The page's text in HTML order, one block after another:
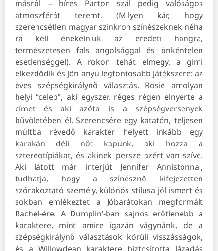
másról – híres Parton szál pedig valóságos
atmoszférát teremt. (Milyen kár, hogy
szerencsétlen magyar szinkron színészeknek néha
rá kell énekelniük az eredeti hangra,
természetesen fals angolsággal és önkéntelen
esetlenséggel). A rokon tehát elmegy, a gimi
elkezdődik és jön anyu legfontosabb játékszere: az
éves szépségkirálynő választás. Rosie amolyan
helyi “celeb”, aki egyszer, réges régen elnyerte a
címet és aki azóta is a szépségversenyek
bűvöletében él. Szerencsére egy katatón, teljesen
múltba révedő karakter helyett inkább egy
karakán déli nőt kapunk, aki hozza a
sztereotípiákat, és akinek persze azért van szíve.
Aki látott már interjút Jennifer Annistonnal,
tudhatja, hogy a színésznő kifejezetten
szórakoztató személy, különös stílusa jól ismert és
sokban emlékeztet a Jóbarátokan megformált
Rachel-ére. A Dumplin’-ban sajnos erőtlenebb a
karaktere, mint amire igazán vágynánk, de a
szépségkirálynő választások körüli visszásságok,
és a Willowdean karaktere biztosította lázadás